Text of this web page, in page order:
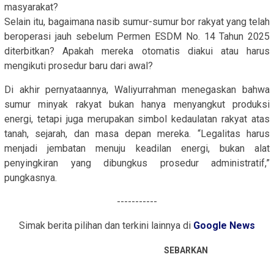
masyarakat?
Selain itu, bagaimana nasib sumur-sumur bor rakyat yang telah
beroperasi jauh sebelum Permen ESDM No. 14 Tahun 2025
diterbitkan? Apakah mereka otomatis diakui atau harus
mengikuti prosedur baru dari awal?
Di akhir pernyataannya, Waliyurrahman menegaskan bahwa
sumur minyak rakyat bukan hanya menyangkut produksi
energi, tetapi juga merupakan simbol kedaulatan rakyat atas
tanah, sejarah, dan masa depan mereka. “Legalitas harus
menjadi jembatan menuju keadilan energi, bukan alat
penyingkiran yang dibungkus prosedur administratif,”
pungkasnya.
-----------
Simak berita pilihan dan terkini lainnya di Google News
SEBARKAN